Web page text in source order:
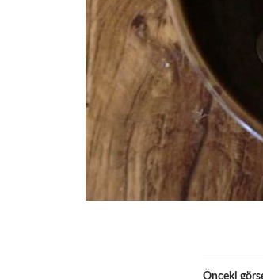
Önceki